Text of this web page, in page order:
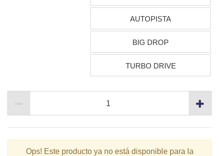
AUTOPISTA
BIG DROP
TURBO DRIVE
Ops! Este producto ya no está disponible para la